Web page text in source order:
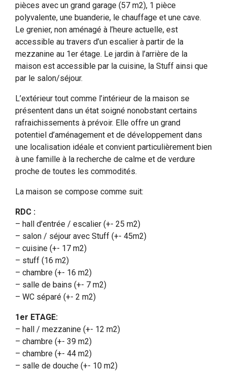
pièces avec un grand garage (57 m2), 1 pièce
polyvalente, une buanderie, le chauffage et une cave.
Le grenier, non aménagé à l’heure actuelle, est
accessible au travers d’un escalier à partir de la
mezzanine au 1er étage. Le jardin à l’arrière de la
maison est accessible par la cuisine, la Stuff ainsi que
par le salon/séjour.
L’extérieur tout comme l’intérieur de la maison se
présentent dans un état soigné nonobstant certains
rafraichissements à prévoir. Elle offre un grand
potentiel d’aménagement et de développement dans
une localisation idéale et convient particulièrement bien
à une famille à la recherche de calme et de verdure
proche de toutes les commodités.
La maison se compose comme suit:
RDC :
– hall d’entrée / escalier (+- 25 m2)
– salon / séjour avec Stuff (+- 45m2)
– cuisine (+- 17 m2)
– stuff (16 m2)
– chambre (+- 16 m2)
– salle de bains (+- 7 m2)
– WC séparé (+- 2 m2)
1er ETAGE:
– hall / mezzanine (+- 12 m2)
– chambre (+- 39 m2)
– chambre (+- 44 m2)
– salle de douche (+- 10 m2)